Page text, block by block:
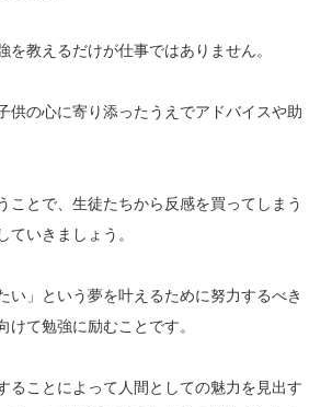
を教えるだけが仕事ではありません。
供の心に寄り添ったうえでアドバイスや助
ことで、生徒たちから反感を買ってしまう
ていきましょう。
い」という夢を叶えるために努力するべき
けて勉強に励むことです。
ることによって人間としての魅力を見出す